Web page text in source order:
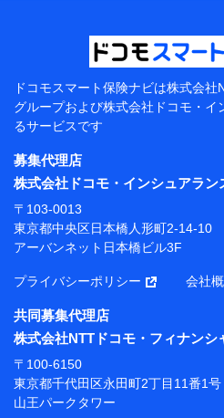
提供当事者から受領当事者が
電子的・電磁的方法等
【共同して利用する者の範囲】
当社
株式会社NTTドコモ・フィナ
【利用目的】
当社または株式会社NTTドコ
プが提供する保険関連サービ
付および管理のため
当社または株式会社NTTドコ
携会社の保険その他に関する
維持管理等の委託業務遂行の
関連する当社または株式会社
ルグループおよび提携会社の
ため
（各サービスで取得したサー
トの閲覧履歴、購買履歴、ご
ータを分析して、お客さまの
ドコモスマート保険ナビは株式会社
グループおよび株式会社ドコモ・イ
るサービスです
募集代理店
株式会社ドコモ・インシュアラン
〒103-0013
東京都中央区日本橋人形町2-14-10
アーバンネット日本橋ビル3F
プライバシーポリシー 会社
共同募集代理店
株式会社NTTドコモ・フィナンシ
〒100-6150
東京都千代田区永田町2丁目11番1号
山王パークタワー